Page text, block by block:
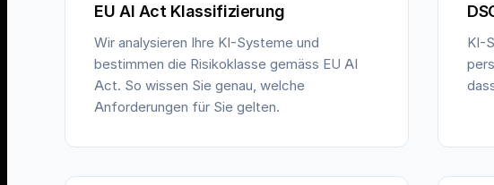
EU AI Act Klassifizierung
Wir analysieren Ihre KI-Systeme und
bestimmen die Risikoklasse gemäss EU AI
Act. So wissen Sie genau, welche
Anforderungen für Sie gelten.
KI-